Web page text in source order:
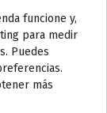
Do not show again.
funcione y,
para medir
Puedes
más